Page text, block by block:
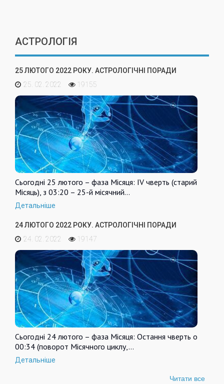
АСТРОЛОГІЯ
25 ЛЮТОГО 2022 РОКУ. АСТРОЛОГІЧНІ ПОРАДИ
25. 02. 2022
19155
Сьогодні 25 лютого – фаза Місяця: IV чверть (старий
Місяць), з 03:20 – 25-й місячний…
Детальніше
24 ЛЮТОГО 2022 РОКУ. АСТРОЛОГІЧНІ ПОРАДИ
24. 02. 2022
19147
Сьогодні 24 лютого – фаза Місяця: Остання чверть о
00:34 (поворот Місячного циклу,…
Детальніше
Читати все